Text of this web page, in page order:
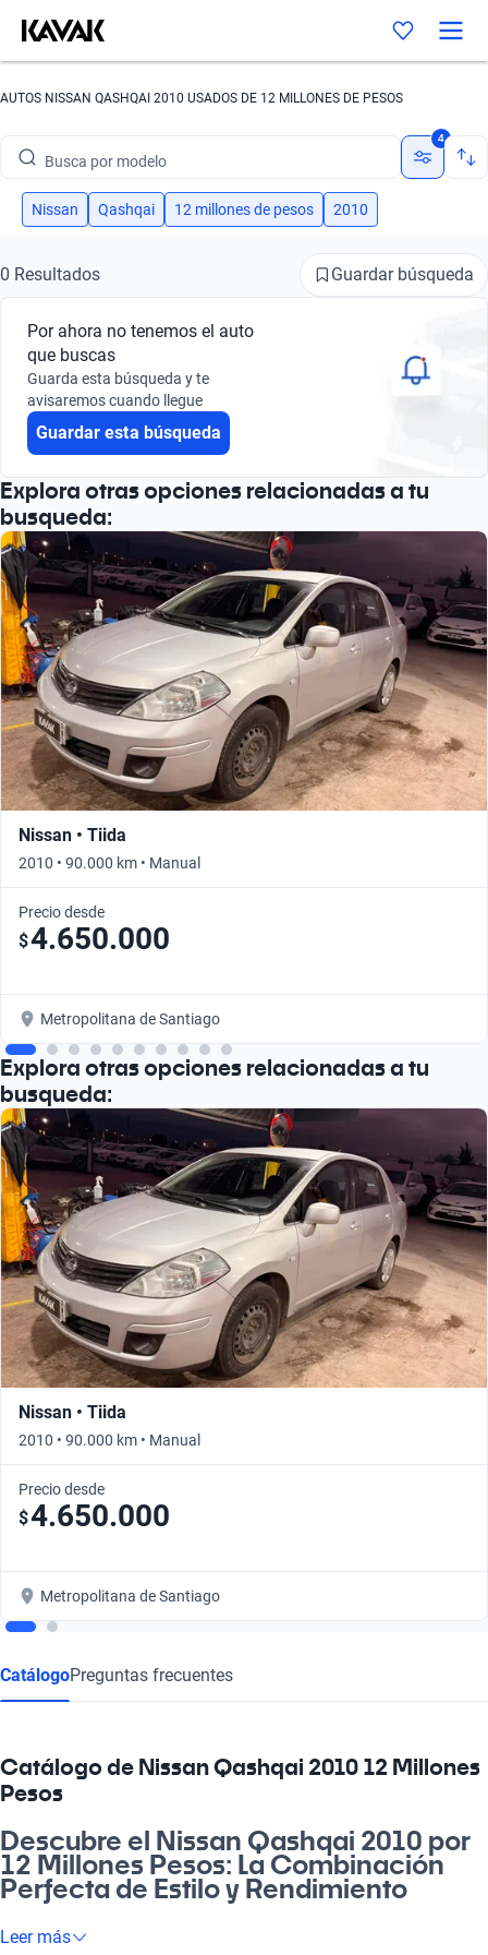
AUTOS NISSAN QASHQAI 2010 USADOS DE 12 MILLONES DE PESOS
Busca por marca
Busca por modelo
Busca por versión
Busca por marca
Busca por modelo
Busca por versión
4
Nissan Qashqai 12 millones de pesos 2010
0 Resultados Guardar búsqueda
Por ahora no tenemos el auto
que buscas
Guarda esta búsqueda y te
avisaremos cuando llegue
Guardar esta búsqueda
Explora otras opciones relacionadas a tu
busqueda:
Nissan • Tiida
2010 • 90.000 km • Manual
Precio desde
$4.650.000
Metropolitana de Santiago
Explora otras opciones relacionadas a tu
busqueda:
Nissan • Tiida
2010 • 90.000 km • Manual
Precio desde
$4.650.000
Metropolitana de Santiago
CatálogoPreguntas frecuentes
Catálogo de Nissan Qashqai 2010 12 Millones
Pesos
Descubre el Nissan Qashqai 2010 por
12 Millones Pesos: La Combinación
Perfecta de Estilo y Rendimiento
Si buscas un vehículo que te acompañe en la vida diaria y en
Leer más